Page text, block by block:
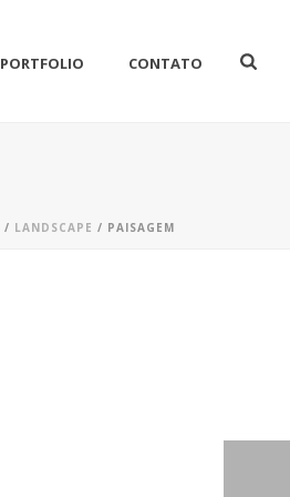
PORTFOLIO CONTATO
/ LANDSCAPE / PAISAGEM